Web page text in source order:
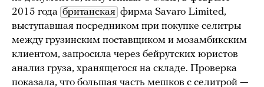
2015 года британская фирма Savaro Limited,
выступавшая посредником при покупке селитры
между грузинским поставщиком и мозамбикским
клиентом, запросила через бейрутских юристов
анализ груза, хранящегося на складе. Проверка
показала, что большая часть мешков с селитрой —